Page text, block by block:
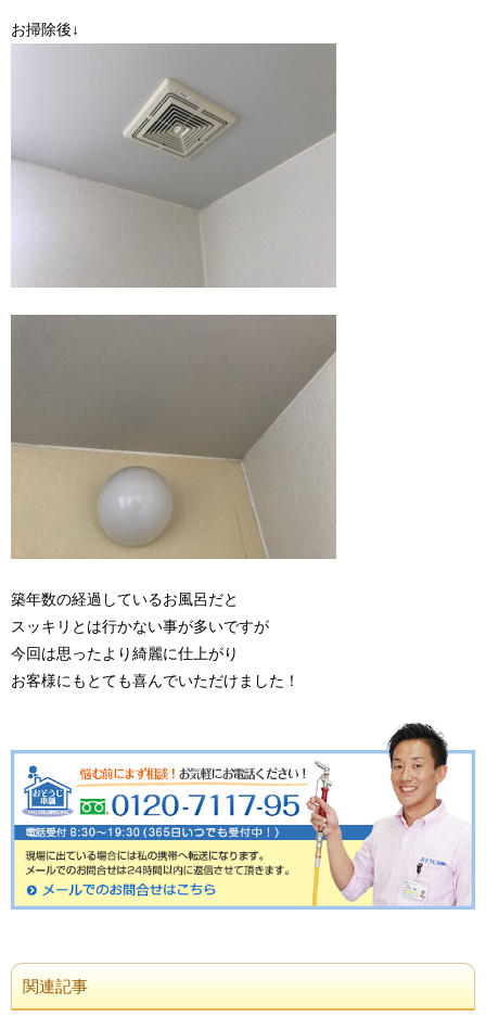
お掃除後↓
築年数の経過しているお風呂だと
スッキリとは行かない事が多いですが
今回は思ったより綺麗に仕上がり
お客様にもとても喜んでいただけました！
関連記事